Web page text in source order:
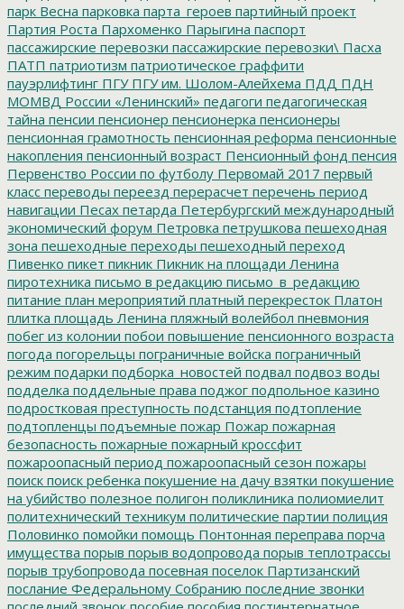
парк Весна парковка парта_героев партийный проект
Партия Роста Пархоменко Парыгина паспорт
пассажирские перевозки пассажирские перевозки\ Пасха
ПАТП патриотизм патриотическое граффити
пауэрлифтинг ПГУПГУ им. Шолом-Алейхема ПДД ПДН
МОМВД России «Ленинский» педагоги педагогическая
тайна пенсии пенсионер пенсионерка пенсионеры
пенсионная грамотность пенсионная реформа пенсионные
накопления пенсионный возраст Пенсионный фонд пенсия
Первенство России по футболу Первомай 2017 первый
класс переводы переезд перерасчет перечень период
навигации Песах петарда Петербургский международный
экономический форум Петровка петрушкова пешеходная
зона пешеходные переходы пешеходный переход
Пивенко пикет пикник Пикник на площади Ленина
пиротехника письмо в редакцию письмо_в_редакцию
питание план мероприятий платный перекресток Платон
плитка площадь Ленина пляжный волейбол пневмония
побег из колонии побои повышение пенсионного возраста
погода погорельцы пограничные войска пограничный
режим подарки подборка_новостей подвал подвоз воды
подделка поддельные права поджог подпольное казино
подростковая преступность подстанция подтопление
подтопленцы подъемные пожар Пожар пожарная
безопасность пожарные пожарный кроссфит
пожароопасный период пожароопасный сезон пожары
поиск поиск ребенка покушение на дачу взятки покушение
на убийство полезное полигон поликлиника полиомиелит
политехнический техникум политические партии полиция
Половинко помойки помощь Понтонная переправа порча
имущества порыв порыв водопровода порыв теплотрассы
порыв трубопровода посевная поселок Партизанский
послание Федеральному Собранию последние звонки